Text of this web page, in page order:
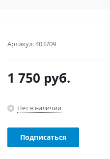
Артикул:403709
1 750 руб.
Нет в наличии
Подписаться